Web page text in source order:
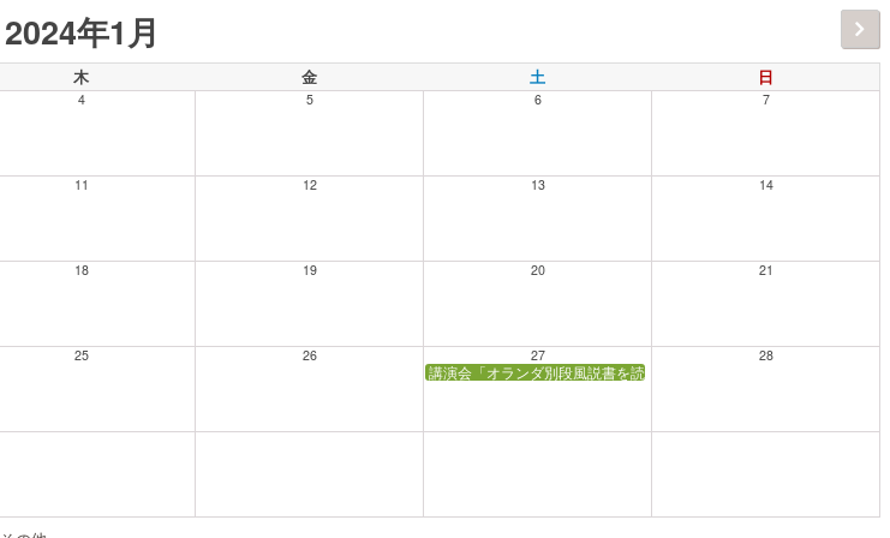
2024年1月
木 金 土 日
4 5 6 7
11 12 13 14
18 19 20 21
25 26 27
講演会「オランダ別段風説書を読む」
28